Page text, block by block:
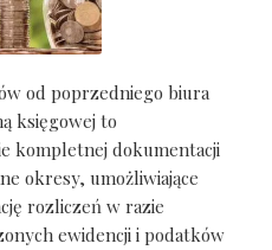
od poprzedniego biura
księgowej to
kompletnej dokumentacji
okresy, umożliwiające
rozliczeń w razie
ewidencji i podatków